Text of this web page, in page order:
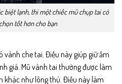
biệt lạnh, thì một chiếc mũ chụp tai có
tốt hơn cho bạn
vành che tai. Điều này giúp giữ ấm
giá. Mũ vành tai thường được làm
khác như lông thú. Điều này làm